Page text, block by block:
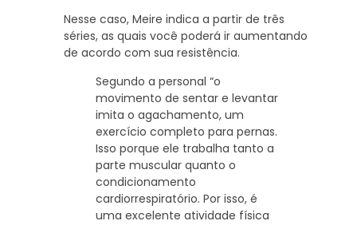
Nesse caso, Meire indica a partir de três
séries, as quais você poderá ir aumentando
de acordo com sua resistência.
Segundo a personal “o
movimento de sentar e levantar
imita o agachamento, um
exercício completo para pernas.
Isso porque ele trabalha tanto a
parte muscular quanto o
condicionamento
cardiorrespiratório. Por isso, é
uma excelente atividade física